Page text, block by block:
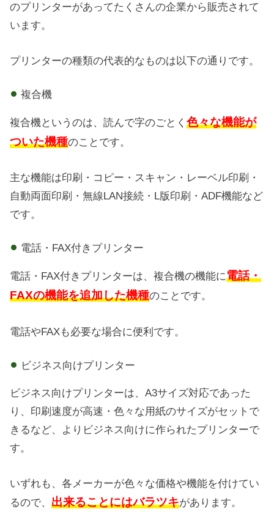
のプリンターがあってたくさんの企業から販売されて
います。
プリンターの種類の代表的なものは以下の通りです。
複合機
複合機というのは、読んで字のごとく色々な機能が
ついた機種のことです。
主な機能は印刷・コピー・スキャン・レーベル印刷・
自動両面印刷・無線LAN接続・L版印刷・ADF機能など
です。
電話・FAX付きプリンター
電話・FAX付きプリンターは、複合機の機能に電話・
FAXの機能を追加した機種のことです。
電話やFAXも必要な場合に便利です。
ビジネス向けプリンター
ビジネス向けプリンターは、A3サイズ対応であった
り、印刷速度が高速・色々な用紙のサイズがセットで
きるなど、よりビジネス向けに作られたプリンターで
す。
いずれも、各メーカーが色々な価格や機能を付けてい
るので、出来ることにはバラツキがあります。